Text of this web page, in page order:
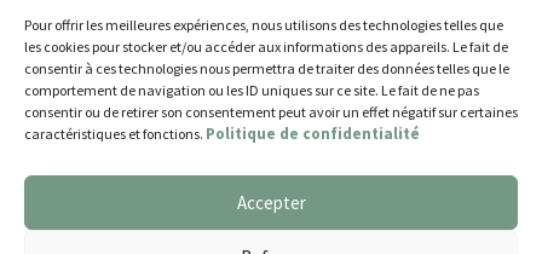
Pour offrir les meilleures expériences, nous utilisons des technologies telles que
les cookies pour stocker et/ou accéder aux informations des appareils. Le fait de
consentir à ces technologies nous permettra de traiter des données telles que le
comportement de navigation ou les ID uniques sur ce site. Le fait de ne pas
consentir ou de retirer son consentement peut avoir un effet négatif sur certaines
caractéristiques et fonctions. Politique de confidentialité
Accepter
rue de Montry–77700 Chessy
Tél. 01 60 43 52 63
Horaires d’ouverture
Lundi, mardi et jeudi
De 9h à 11h45 et de 14h30 à 17h30
Nous utilisons des cookies pour vous offrir la meilleure